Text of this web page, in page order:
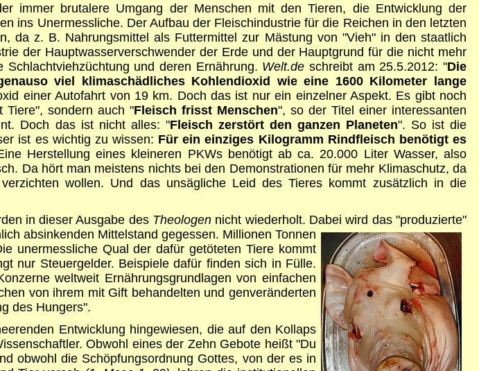
immer brutalere Umgang der Menschen mit den Tieren, die Entwicklung der
ins Unermessliche. Der Aufbau der Fleischindustrie für die Reichen in den letzten
da z. B. Nahrungsmittel als Futtermittel zur Mästung von "Vieh" in den staatlich
der Hauptwasserverschwender der Erde und der Hauptgrund für die nicht mehr
und deren Ernährung. Welt.de schreibt am 25.5.2012: "Die
viel klimaschädliches Kohlendioxid wie eine 1600 Kilometer lange
einer Autofahrt von 19 km. Doch das ist nur ein einzelner Aspekt. Es gibt noch
Tiere", sondern auch "Fleisch frisst Menschen", so der Titel einer interessanten
Doch das ist nicht alles: "Fleisch zerstört den ganzen Planeten". So ist die
ist es wichtig zu wissen: Für ein einziges Kilogramm Rindfleisch benötigt es
Herstellung eines kleineren PKWs benötigt ab ca. 20.000 Liter Wasser, also
Da hört man meistens nichts bei den Demonstrationen für mehr Klimaschutz, da
wollen. Und das unsägliche Leid des Tieres kommt zusätzlich in die
in dieser Ausgabe des Theologen nicht wiederholt. Dabei wird das "produzierte"
absinkenden Mittelstand gegessen. Millionen Tonnen
unermessliche Qual der dafür getöteten Tiere kommt
nur Steuergelder. Beispiele dafür finden sich in Fülle.
weltweit Ernährungsgrundlagen von einfachen
von ihrem mit Gift behandelten und genveränderten
des Hungers".
Entwicklung hingewiesen, die auf den Kollaps
Obwohl eines der Zehn Gebote heißt "Du
obwohl die Schöpfungsordnung Gottes, von der es in